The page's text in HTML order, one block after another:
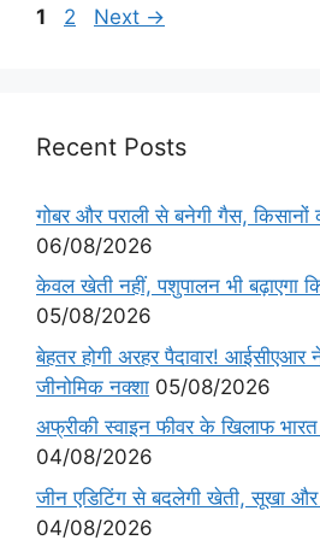
1 2 Next →
Recent Posts
गोबर और पराली से बनेगी गैस, किसानों
06/08/2026
केवल खेती नहीं, पशुपालन भी बढ़ाएगा
05/08/2026
बेहतर होगी अरहर पैदावार! आईसीएआर
जीनोमिक नक्शा 05/08/2026
अफ्रीकी स्वाइन फीवर के खिलाफ
04/08/2026
जीन एडिटिंग से बदलेगी खेती, सूखा
04/08/2026